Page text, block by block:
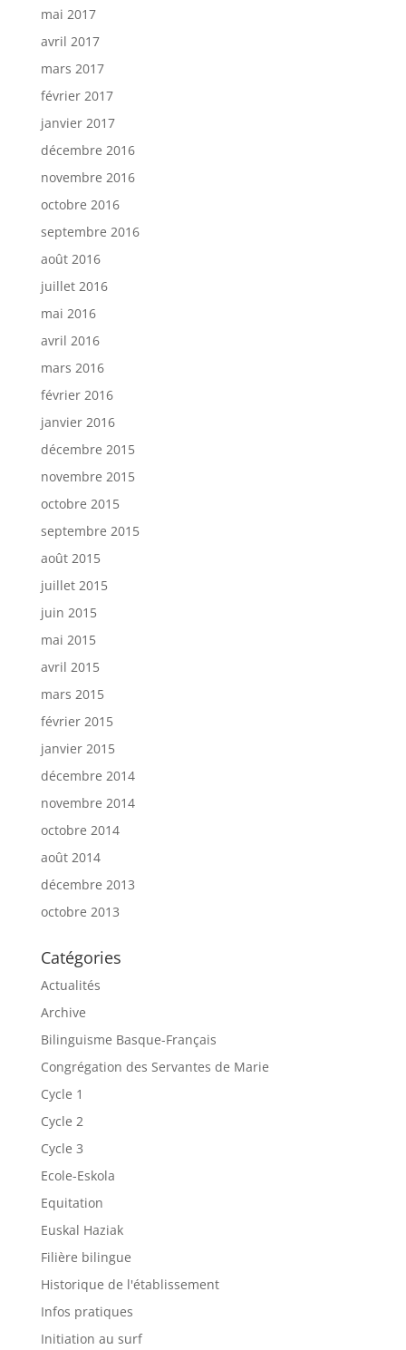
mai 2017
avril 2017
mars 2017
février 2017
janvier 2017
décembre 2016
novembre 2016
octobre 2016
septembre 2016
août 2016
juillet 2016
mai 2016
avril 2016
mars 2016
février 2016
janvier 2016
décembre 2015
novembre 2015
octobre 2015
septembre 2015
août 2015
juillet 2015
juin 2015
mai 2015
avril 2015
mars 2015
février 2015
janvier 2015
décembre 2014
novembre 2014
octobre 2014
août 2014
décembre 2013
octobre 2013
Catégories
Actualités
Archive
Bilinguisme Basque-Français
Congrégation des Servantes de Marie
Cycle 1
Cycle 2
Cycle 3
Ecole-Eskola
Equitation
Euskal Haziak
Filière bilingue
Historique de l'établissement
Infos pratiques
Initiation au surf